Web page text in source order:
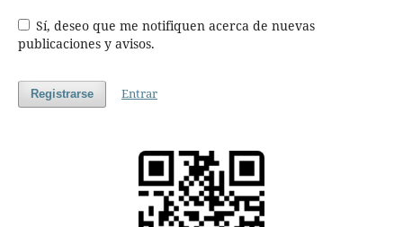
Sí, deseo que me notifiquen acerca de nuevas
publicaciones y avisos.
Registrarse Entrar